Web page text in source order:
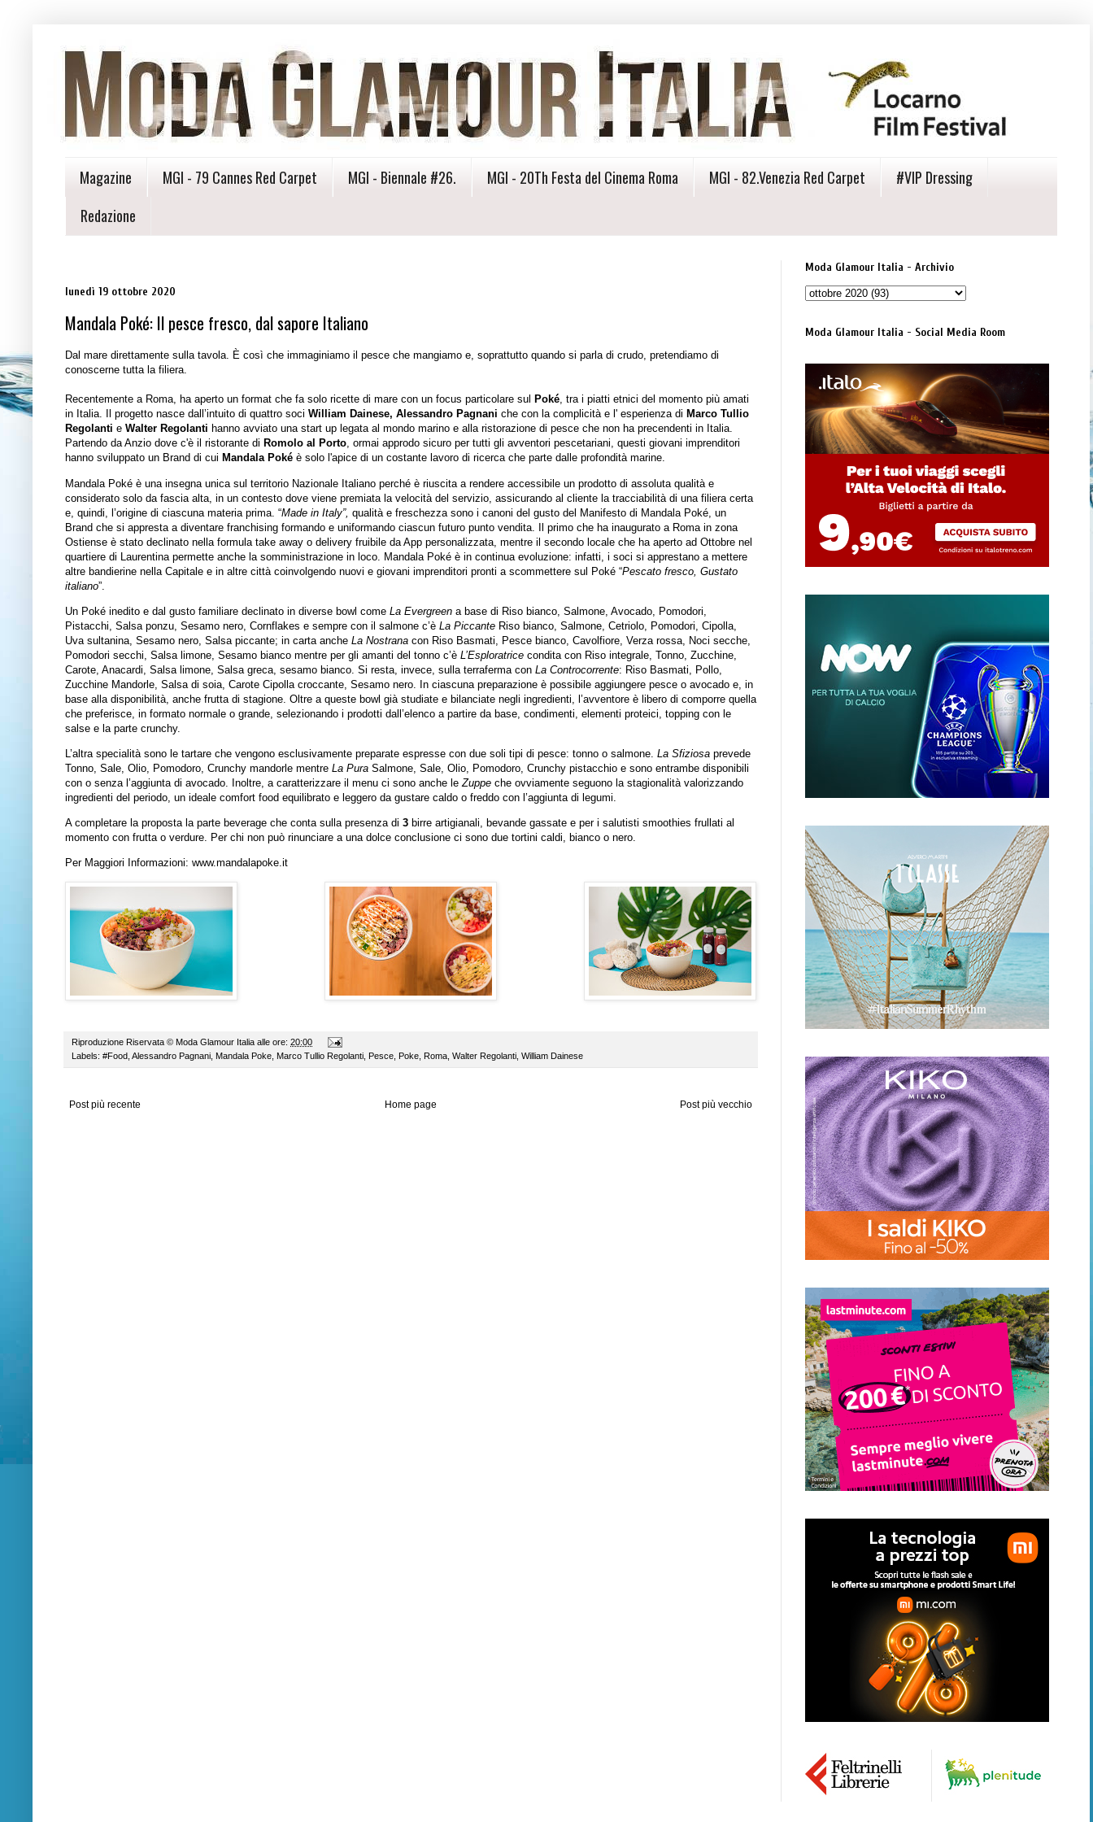
Magazine MGI - 79 Cannes Red Carpet MGI - Biennale #26. MGI - 20Th Festa del Cinema Roma MGI - 82.Venezia Red Carpet
#VIP Dressing
Redazione
lunedì 19 ottobre 2020
Mandala Poké: Il pesce fresco, dal sapore Italiano
Dal mare direttamente sulla tavola. È così che immaginiamo il pesce che mangiamo e, soprattutto quando si parla di crudo, pretendiamo di
conoscerne tutta la filiera.
Recentemente a Roma, ha aperto un format che fa solo ricette di mare con un focus particolare sul Poké, tra i piatti etnici del momento più amati
in Italia. Il progetto nasce dall’intuito di quattro soci William Dainese, Alessandro Pagnani che con la complicità e l' esperienza di Marco Tullio
Regolanti e Walter Regolanti hanno avviato una start up legata al mondo marino e alla ristorazione di pesce che non ha precendenti in Italia.
Partendo da Anzio dove c'è il ristorante di Romolo al Porto, ormai approdo sicuro per tutti gli avventori pescetariani, questi giovani imprenditori
hanno sviluppato un Brand di cui Mandala Poké è solo l'apice di un costante lavoro di ricerca che parte dalle profondità marine.
Mandala Poké è una insegna unica sul territorio Nazionale Italiano perché è riuscita a rendere accessibile un prodotto di assoluta qualità e
considerato solo da fascia alta, in un contesto dove viene premiata la velocità del servizio, assicurando al cliente la tracciabilità di una filiera certa
e, quindi, l’origine di ciascuna materia prima. “Made in Italy”, qualità e freschezza sono i canoni del gusto del Manifesto di Mandala Poké, un
Brand che si appresta a diventare franchising formando e uniformando ciascun futuro punto vendita. Il primo che ha inaugurato a Roma in zona
Ostiense è stato declinato nella formula take away o delivery fruibile da App personalizzata, mentre il secondo locale che ha aperto ad Ottobre nel
quartiere di Laurentina permette anche la somministrazione in loco. Mandala Poké è in continua evoluzione: infatti, i soci si apprestano a mettere
altre bandierine nella Capitale e in altre città coinvolgendo nuovi e giovani imprenditori pronti a scommettere sul Poké “Pescato fresco, Gustato
italiano”.
Un Poké inedito e dal gusto familiare declinato in diverse bowl come La Evergreen a base di Riso bianco, Salmone, Avocado, Pomodori,
Pistacchi, Salsa ponzu, Sesamo nero, Cornflakes e sempre con il salmone c’è La Piccante Riso bianco, Salmone, Cetriolo, Pomodori, Cipolla,
Uva sultanina, Sesamo nero, Salsa piccante; in carta anche La Nostrana con Riso Basmati, Pesce bianco, Cavolfiore, Verza rossa, Noci secche,
Pomodori secchi, Salsa limone, Sesamo bianco mentre per gli amanti del tonno c’è L’Esploratrice condita con Riso integrale, Tonno, Zucchine,
Carote, Anacardi, Salsa limone, Salsa greca, sesamo bianco. Si resta, invece, sulla terraferma con La Controcorrente: Riso Basmati, Pollo,
Zucchine Mandorle, Salsa di soia, Carote Cipolla croccante, Sesamo nero. In ciascuna preparazione è possibile aggiungere pesce o avocado e, in
base alla disponibilità, anche frutta di stagione. Oltre a queste bowl già studiate e bilanciate negli ingredienti, l’avventore è libero di comporre quella
che preferisce, in formato normale o grande, selezionando i prodotti dall’elenco a partire da base, condimenti, elementi proteici, topping con le
salse e la parte crunchy.
L’altra specialità sono le tartare che vengono esclusivamente preparate espresse con due soli tipi di pesce: tonno o salmone. La Sfiziosa prevede
Tonno, Sale, Olio, Pomodoro, Crunchy mandorle mentre La Pura Salmone, Sale, Olio, Pomodoro, Crunchy pistacchio e sono entrambe disponibili
con o senza l’aggiunta di avocado . Inoltre, a caratterizzare il menu ci sono anche le Zuppe c he ovviamente seguono la stagionalità valorizzando
ingredienti del periodo, un ideale comfort food equilibrato e leggero da gustare caldo o freddo con l’aggiunta di legumi.
A completare la proposta la parte beverage che conta sulla presenza di 3 birre artigianali, bevande gassate e per i salutisti smoothies frullati al
momento con frutta o verdure. Per chi non può rinunciare a una dolce conclusione ci sono due tortini caldi, bianco o nero.
Per Maggiori Informazioni: www.mandalapoke.it
Riproduzione Riservata © Moda Glamour Italia alle ore: 20:00
Labels: #Food Alessandro Pagnani Mandala Poke Marco Tullio Regolanti Pesce Poke Roma Walter Regolanti William Dainese
Post più recente Post più vecchio
Home page
Moda Glamour Italia - Archivio
Moda Glamour Italia - Social Media Room